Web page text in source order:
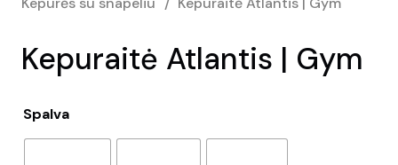
Kepuraitė Atlantis | Gym
Spalva